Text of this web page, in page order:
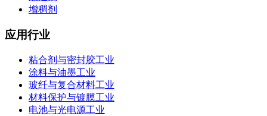
增稠剂
应用行业
粘合剂与密封胶工业
涂料与油墨工业
玻纤与复合材料工业
材料保护与镀膜工业
电池与光电源工业